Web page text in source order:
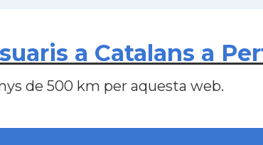
a Catalans a
de 500 km per aquesta web.